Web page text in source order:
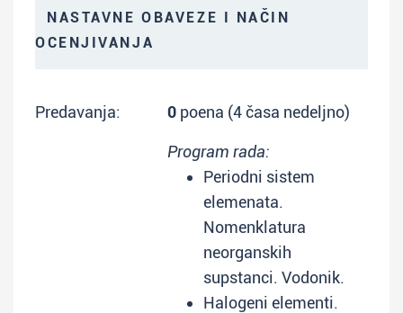
NASTAVNE OBAVEZE I NAČIN
OCENJIVANJA
Predavanja: 0 poena (4 časa nedeljno)
Program rada:
Periodni sistem
elemenata.
Nomenklatura
neorganskih
supstanci. Vodonik.
Halogeni elementi.